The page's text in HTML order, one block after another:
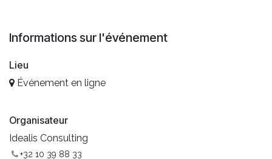
Informations sur l'événement
Lieu
Événement en ligne
Organisateur
Idealis Consulting
+32 10 39 88 33